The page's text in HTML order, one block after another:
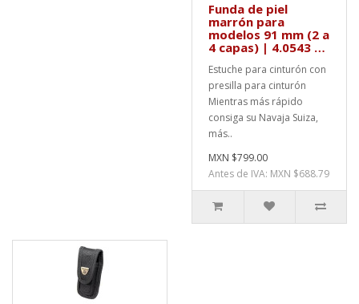
Funda de piel
marrón para
modelos 91 mm (2 a
4 capas) | 4.0543 …
Estuche para cinturón con
presilla para cinturón
Mientras más rápido
consiga su Navaja Suiza,
más..
MXN $799.00
Antes de IVA: MXN $688.79